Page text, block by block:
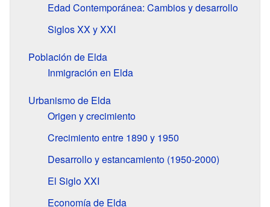
Edad Contemporánea: Cambios y desarrollo
SiglosXXyXXI
Población de Elda
Inmigración en Elda
Urbanismo de Elda
Origen y crecimiento
Crecimiento entre 1890 y 1950
Desarrollo y estancamiento (1950-2000)
El SigloXXI
Economía de Elda